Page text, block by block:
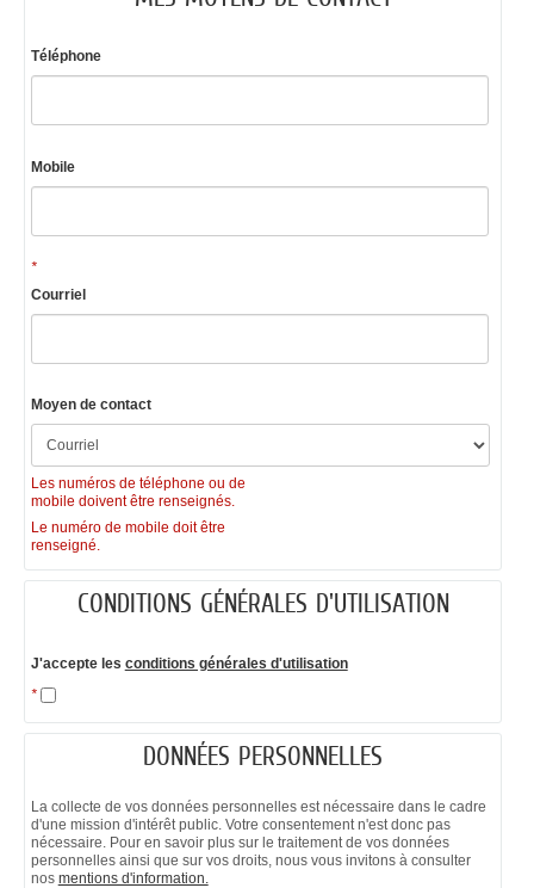
Téléphone
Mobile
*
Courriel
Moyen de contact
Les numéros de téléphone ou de
mobile doivent être renseignés.
Le numéro de mobile doit être
renseigné.
CONDITIONS GÉNÉRALES D'UTILISATION
J'accepte les conditions générales d'utilisation
*
DONNÉES PERSONNELLES
La collecte de vos données personnelles est nécessaire dans le cadre
d'une mission d'intérêt public. Votre consentement n'est donc pas
nécessaire. Pour en savoir plus sur le traitement de vos données
personnelles ainsi que sur vos droits, nous vous invitons à consulter
nos mentions d'information.